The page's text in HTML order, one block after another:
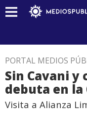
PORTAL MEDIOS
Sin Cavani y
debuta en la
Visita a Alianza